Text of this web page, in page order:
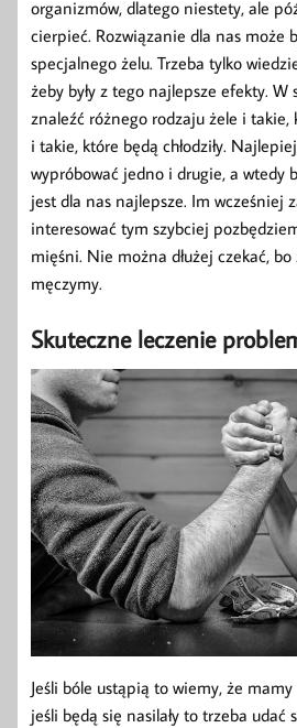
organizmów, dlatego niestety, ale
cierpieć. Rozwiązanie dla nas może
specjalnego żelu. Trzeba tylko
żeby były z tego najlepsze efekty. W
znaleźć różnego rodzaju żele i takie,
i takie, które będą chłodziły.
wypróbować jedno i drugie, a wtedy
jest dla nas najlepsze. Im wcześniej
interesować tym szybciej
mięśni. Nie można dłużej czekać,
męczymy.
Skuteczne leczenie
Jeśli bóle ustąpią to wiemy, że
jeśli będą się nasilały to trzeba udać